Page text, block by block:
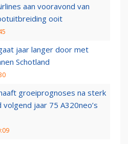
aan vooravond van
ooit
jaar langer door met
Schotland
groeiprognoses na sterk
volgend jaar 75 A320neo’s